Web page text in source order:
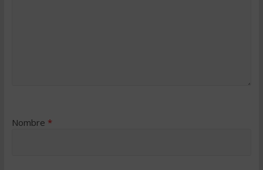
Nombre *